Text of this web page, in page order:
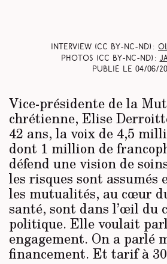
Interview (CC BY-NC-ND) :
Photos (CC BY-NC-ND) :
Publié le 04/06/
Vice-présidente de la
chrétienne, Elise
42 ans, la voix de 4,5
dont 1 million de
défend une vision de
les risques sont assumés
les mutualités, au cœur
santé, sont dans l’œil du
politique. Elle voulait
engagement. On a parlé
financement. Et tarif à